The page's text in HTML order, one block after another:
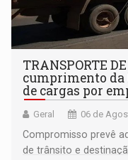
TRANSPORTE
cumprimento da
de cargas por
Geral 06 de
Compromisso prevê
de trânsito e